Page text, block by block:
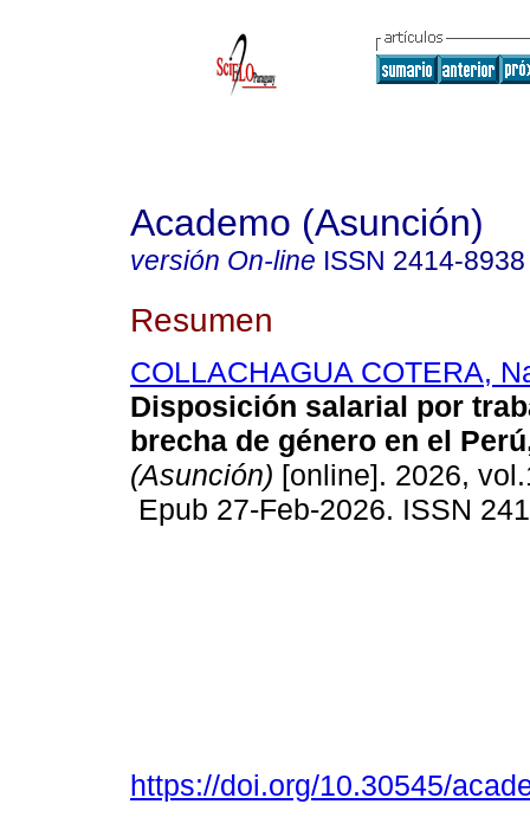
Academo (Asunción)
versión On-line ISSN 2414-8938
Resumen
COLLACHAGUA COTERA,
Disposición salarial por
brecha de género en el
(Asunción) [online]. 2026,
Epub 27-Feb-2026. ISSN
https://doi.org/10.30545/